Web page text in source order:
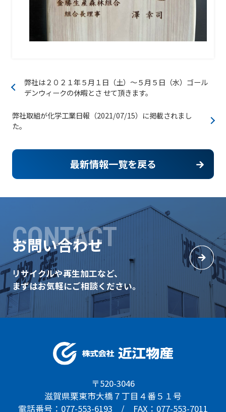
弊社は２０２１年５月１日（土）～５月５日（水）ゴール
デンウィークの休暇とさ せて頂きます。
弊社取組が化学工業日報（2021/07/15）に掲載されまし
た。
最新情報一覧を戻る
CONTACT
お問い合わせ
リサイクルや再生加工など、
まずはお気軽にご相談ください。
〒520-3046
滋賀県栗東市大橋７丁目４番５１号
電話番号：077-553-6193 / FAX：077-553-7011